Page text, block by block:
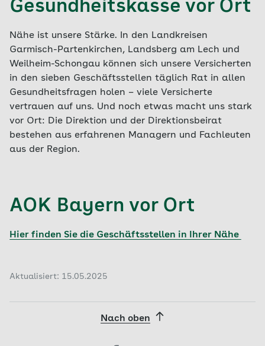
Gesundheitskasse vor Ort
Nähe ist unsere Stärke. In den Landkreisen
Garmisch-Partenkirchen, Landsberg am Lech und
Weilheim-Schongau können sich unsere Versicherten
in den sieben Geschäftsstellen täglich Rat in allen
Gesundheitsfragen holen – viele Versicherte
vertrauen auf uns. Und noch etwas macht uns stark
vor Ort: Die Direktion und der Direktionsbeirat
bestehen aus erfahrenen Managern und Fachleuten
aus der Region.
AOK Bayern vor Ort
Hier finden Sie die Geschäftsstellen in Ihrer Nähe
Aktualisiert: 15.05.2025
Nach oben